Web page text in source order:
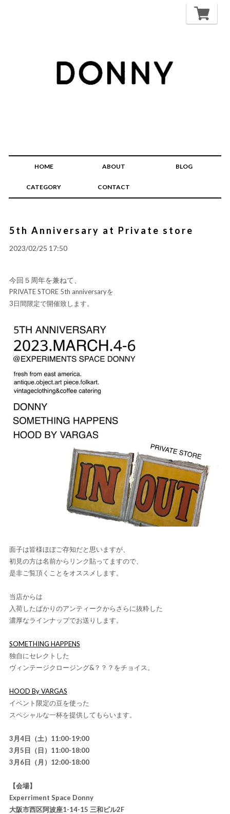
HOME ABOUT BLOG
CATEGORY CONTACT
5th Anniversary at Private store
2023/02/25 17:50
今回５周年を兼ねて、
PRIVATE STORE 5th anniversaryを
3日間限定で開催致します。
面子は皆様ほぼご存知だと思いますが、
初見の方は名前からリンク貼ってますので、
是非ご覧頂くことをオススメします。
当店からは
入荷したばかりのアンティークからさらに抜粋した
濃厚なラインナップでお送りします。
SOMETHING HAPPENS
独自にセレクトした
ヴィンテージクロージング&？？？をチョイス。
HOOD By VARGAS
イベント限定の豆を使った
スペシャルな一杯を提供してもらいます。
3月4日（土）11:00-19:00
3月5日（日）11:00-18:00
3月6日（月）12:00-18:00
【会場】
Experriment Space Donny
大阪市西区阿波座1-14-15 三和ビル2F